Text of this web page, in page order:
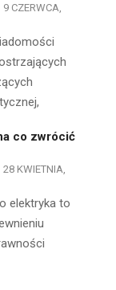
9 CZERWCA,
co zwrócić
28 KWIETNIA,
elektryka to